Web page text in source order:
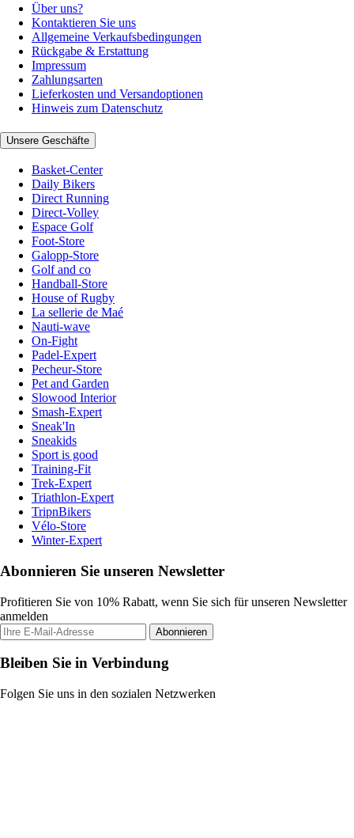
Über uns?
Kontaktieren Sie uns
Allgemeine Verkaufsbedingungen
Rückgabe & Erstattung
Impressum
Zahlungsarten
Lieferkosten und Versandoptionen
Hinweis zum Datenschutz
Unsere Geschäfte
Basket-Center
Daily Bikers
Direct Running
Direct-Volley
Espace Golf
Foot-Store
Galopp-Store
Golf and co
Handball-Store
House of Rugby
La sellerie de Maé
Nauti-wave
On-Fight
Padel-Expert
Pecheur-Store
Pet and Garden
Slowood Interior
Smash-Expert
Sneak'In
Sneakids
Sport is good
Training-Fit
Trek-Expert
Triathlon-Expert
TripnBikers
Vélo-Store
Winter-Expert
Abonnieren Sie unseren Newsletter
Profitieren Sie von 10% Rabatt, wenn Sie sich für unseren Newsletter
anmelden
Abonnieren
Bleiben Sie in Verbindung
Folgen Sie uns in den sozialen Netzwerken